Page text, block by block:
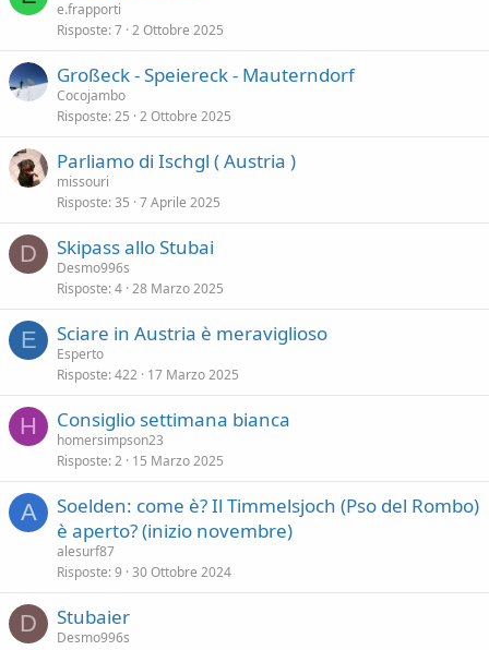
e.frapporti
Risposte 7 2 Ottobre 2025
Großeck - Speiereck - Mauterndorf
Cocojambo
Risposte 25 2 Ottobre 2025
Parliamo di Ischgl ( Austria )
missouri
Risposte 35 7 Aprile 2025
D Skipass allo Stubai
Desmo996s
Risposte 4 28 Marzo 2025
E Sciare in Austria è meraviglioso
Esperto
Risposte 422 17 Marzo 2025
H Consiglio settimana bianca
homersimpson23
Risposte 2 15 Marzo 2025
A
Soelden: come è? Il Timmelsjoch (Pso del Rombo)
è aperto? (inizio novembre)
alesurf87
Risposte 9 30 Ottobre 2024
D Stubaier
Desmo996s